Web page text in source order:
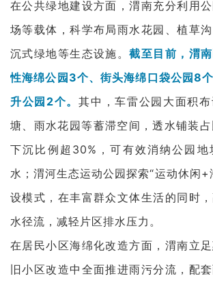
在公共绿地建设方面，渭南充分利用
场等载体，科学布局雨水花园、植草
沉式绿地等生态设施。截至目前，渭
性海绵公园3个、街头海绵口袋公园8
升公园2个。其中，车雷公园大面积
塘、雨水花园等蓄滞空间，透水铺装
下沉比例超30%，可有效消纳公园地
水；渭河生态运动公园探索“运动休闲+
设模式，在丰富群众文体生活的同时
水径流，减轻片区排水压力。
在居民小区海绵化改造方面，渭南立
旧小区改造中全面推进雨污分流，配